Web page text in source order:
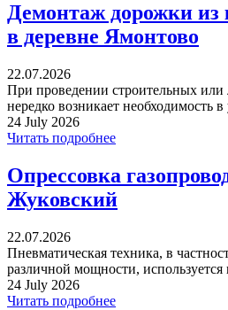
Демонтаж дорожки из
в деревне Ямонтово
22.07.2026
При проведении строительных
нередко возникает необходимость
24 July 2026
Читать подробнее
Опрессовка
Жуковский
22.07.2026
Пневматическая техника, в
различной мощности, используется
24 July 2026
Читать подробнее